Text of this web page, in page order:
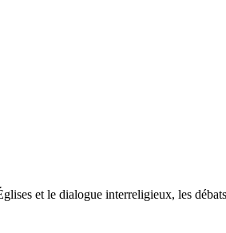
et le dialogue interreligieux, les